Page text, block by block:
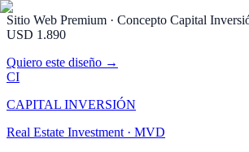
Sitio Web Premium · Concepto Capital
USD 1.890
Quiero este diseño →
CI
CAPITAL INVERSIÓN
Real Estate Investment · MVD